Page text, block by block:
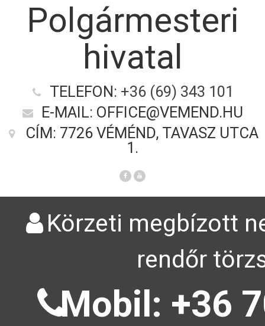
Polgármesteri
hivatal
TELEFON: +36 (69) 343 101
E-MAIL: OFFICE@VEMEND.HU
CÍM: 7726 VÉMÉND, TAVASZ UTCA
1.
Körzeti megbízott
rendőr
Mobil: +36